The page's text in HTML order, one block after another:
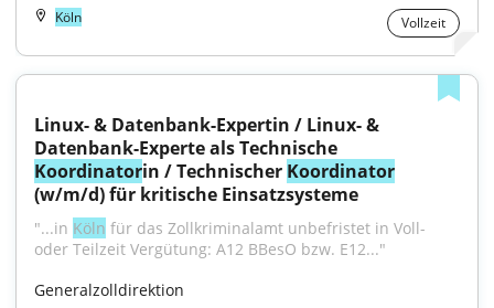
Köln Vollzeit
Linux- & Datenbank-Expertin / Linux- &
Koordinatorin / Technischer Koordinator
(w/m/d) für kritische Einsatzsysteme
"...in Köln für das Zollkriminalamt unbefristet in Voll-
oder Teilzeit Vergütung: A12 BBesO bzw. E12..."
Generalzolldirektion